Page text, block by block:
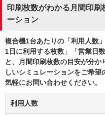
印刷枚数がわかる月間印刷
ーション
複合機1台あたりの「利用人数
1日に利用する枚数」「営業日
と、月間印刷枚数の目安が分か
しいシミュレーションをご希望
気軽にお問い合わせください。
利用人数